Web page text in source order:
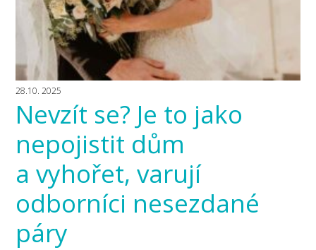
28.10. 2025
Nevzít se? Je to jako
nepojistit dům
a vyhořet, varují
odborníci nesezdané
páry